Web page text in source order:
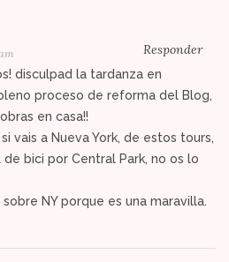
disculpad la tardanza en
proceso de reforma del Blog,
en casa!!
vais a Nueva York, de estos tours,
bici por Central Park, no os lo
NY porque es una maravilla.
Responder